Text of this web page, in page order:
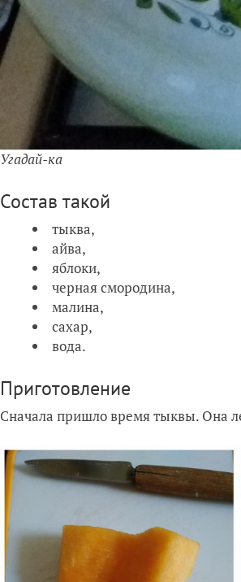
Угадай-ка
Состав такой
тыква,
айва,
яблоки,
черная смородина,
малина,
сахар,
вода.
Приготовление
Сначала пришло время тыквы. Она